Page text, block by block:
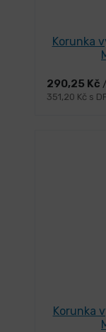
Korunka
290,25 Kč
351,20 Kč s
Korunka